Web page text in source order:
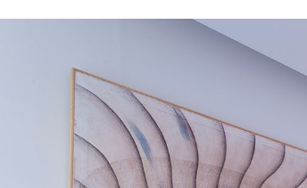
Unsere Ärzte
Konzept
Die
Die
Die